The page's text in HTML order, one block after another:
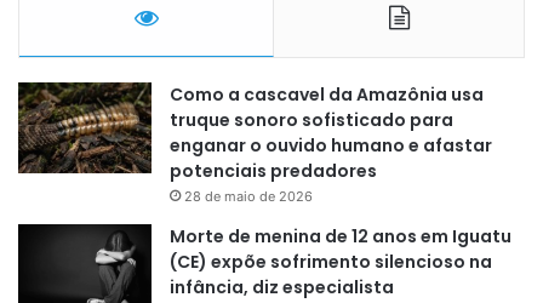
Como a cascavel da Amazônia usa
truque sonoro sofisticado para
enganar o ouvido humano e afastar
potenciais predadores
28 de maio de 2026
Morte de menina de 12 anos em Iguatu
(CE) expõe sofrimento silencioso na
infância, diz especialista